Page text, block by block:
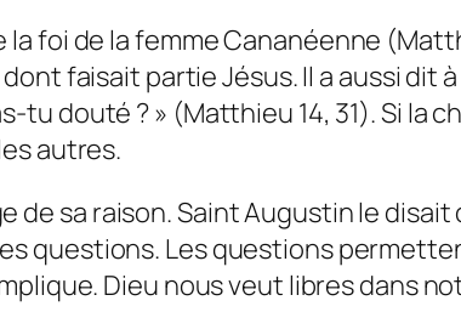
la foi de la femme Cananéenne
faisait partie Jésus. Il a aussi dit
tu douté ? » (Matthieu 14, 31). Si la
autres.
de sa raison. Saint Augustin le
questions. Les questions
Dieu nous veut libres dans